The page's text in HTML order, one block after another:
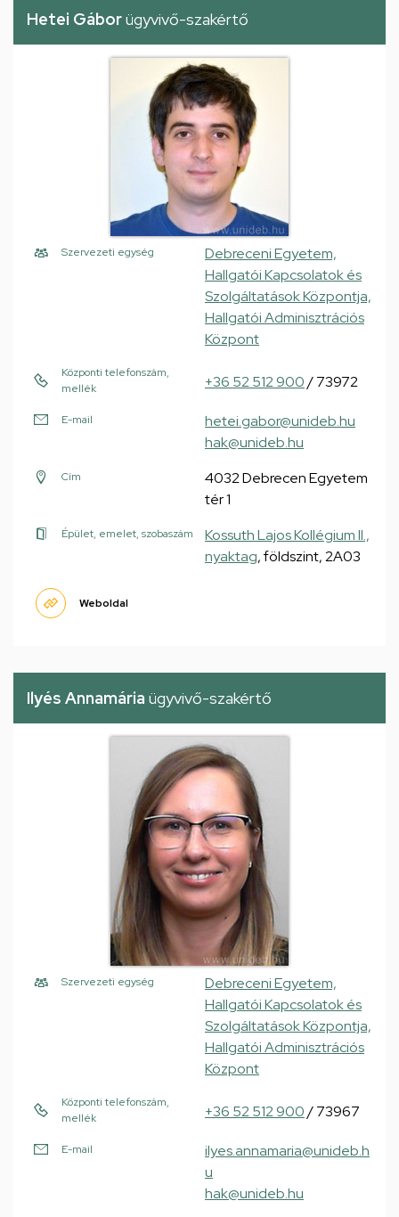
Hetei Gáborügyvivő-szakértő
Szervezeti egység
Debreceni Egyetem,
Hallgatói Kapcsolatok és
Szolgáltatások Központja,
Hallgatói Adminisztrációs
Központ
Központi telefonszám,
mellék
+36 52 512 900/ 73972
E-mail
hetei.gabor@unideb.hu
hak@unideb.hu
Cím
4032 Debrecen Egyetem
tér 1
Épület, emelet, szobaszám
Kossuth Lajos Kollégium II.,
nyaktag, földszint, 2A03
Weboldal
Ilyés Annamária ügyvivő-szakértő
Szervezeti egység
Debreceni Egyetem,
Hallgatói Kapcsolatok és
Szolgáltatások Központja,
Hallgatói Adminisztrációs
Központ
Központi telefonszám,
mellék
+36 52 512 900/ 73967
E-mail
ilyes.annamaria@unideb.h
u
hak@unideb.hu